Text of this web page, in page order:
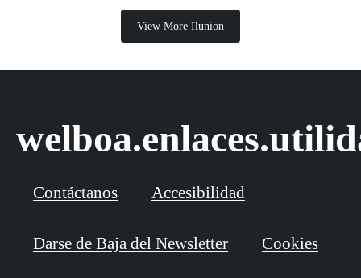
View More Ilunion
Contáctanos Accesibilidad
Darse de Baja del Newsletter Cookies